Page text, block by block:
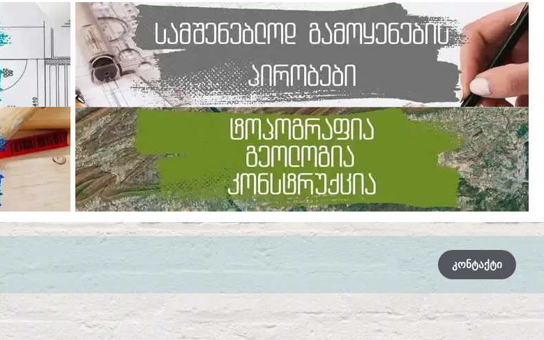
ᲙᲝᲜᲢᲐᲥᲢᲘ